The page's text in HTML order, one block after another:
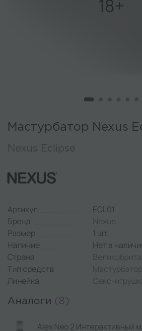
Мастурбатор Nexus
Nexus Eclipse
Артикул
ECL01
Бренд
Nexus
Размер
1 шт.
Наличие
Нет в
Страна
Тип средств
Мастурбатор
Линейка
Секс-
Аналоги (8)
Alex Neo 2 Интерактивный